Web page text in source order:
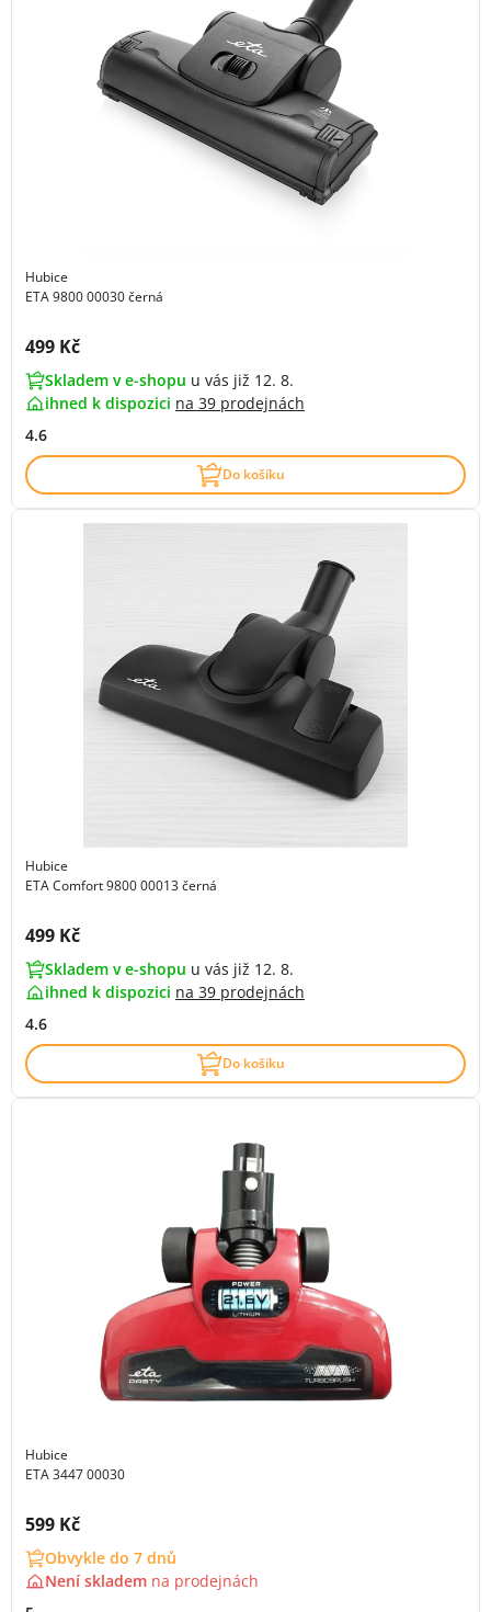
Hubice
ETA 9800 00030 černá
Cena s DPH:
499 Kč
Skladem v e-shopu u vás již 12. 8.
ihned k dispozici na 39 prodejnách
4.6
Do košíku
Hubice
ETA Comfort 9800 00013 černá
Cena s DPH:
499 Kč
Skladem v e-shopu u vás již 12. 8.
ihned k dispozici na 39 prodejnách
4.6
Do košíku
Hubice
ETA 3447 00030
Cena s DPH:
599 Kč
Obvykle do 7 dnů
Není skladem na prodejnách